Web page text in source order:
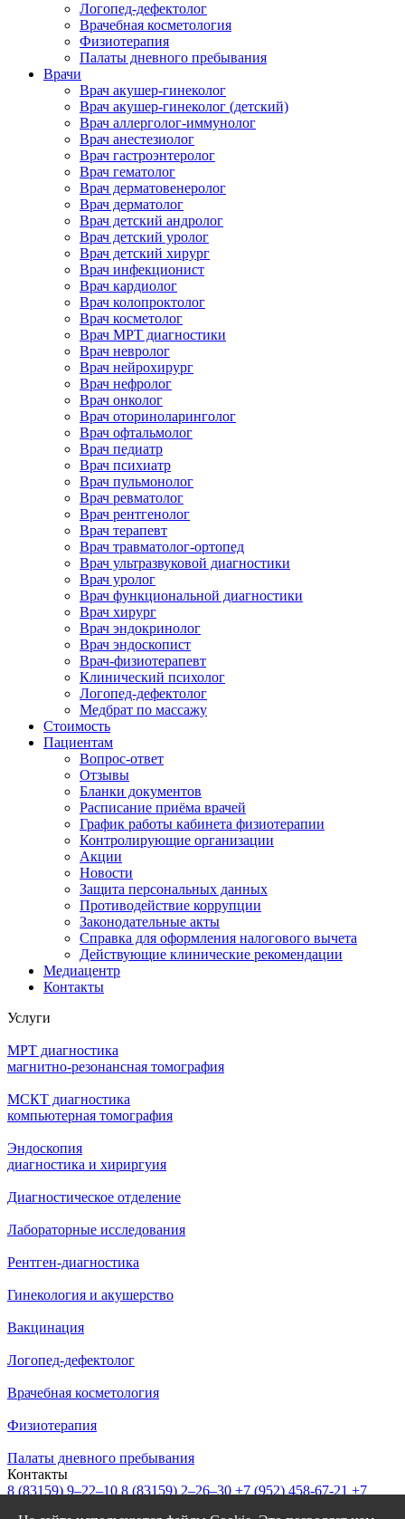
Логопед-дефектолог
Врачебная косметология
Физиотерапия
Палаты дневного пребывания
Врачи
Врач акушер-гинеколог
Врач акушер-гинеколог (детский)
Врач аллерголог-иммунолог
Врач анестезиолог
Врач гастроэнтеролог
Врач гематолог
Врач дерматовенеролог
Врач дерматолог
Врач детский андролог
Врач детский уролог
Врач детский хирург
Врач инфекционист
Врач кардиолог
Врач колопроктолог
Врач косметолог
Врач МРТ диагностики
Врач невролог
Врач нейрохирург
Врач нефролог
Врач онколог
Врач оториноларинголог
Врач офтальмолог
Врач педиатр
Врач психиатр
Врач пульмонолог
Врач ревматолог
Врач рентгенолог
Врач терапевт
Врач травматолог-ортопед
Врач ультразвуковой диагностики
Врач уролог
Врач функциональной диагностики
Врач хирург
Врач эндокринолог
Врач эндоскопист
Врач-физиотерапевт
Клинический психолог
Логопед-дефектолог
Медбрат по массажу
Стоимость
Пациентам
Вопрос-ответ
Отзывы
Бланки документов
Расписание приёма врачей
График работы кабинета физиотерапии
Контролирующие организации
Акции
Новости
Защита персональных данных
Противодействие коррупции
Законодательные акты
Справка для оформления налогового вычета
Действующие клинические рекомендации
Медиацентр
Контакты
Услуги
МРТ диагностика
магнитно-резонансная томография
МСКТ диагностика
компьютерная томография
Эндоскопия
диагностика и хириргуия
Диагностическое отделение
Лабораторные исследования
Рентген-диагностика
Гинекология и акушерство
Вакцинация
Логопед-дефектолог
Врачебная косметология
Физиотерапия
Палаты дневного пребывания
Контакты
8 (83159) 9–22–10 8 (83159) 2–26–30 +7 (952) 458-67-21 +7